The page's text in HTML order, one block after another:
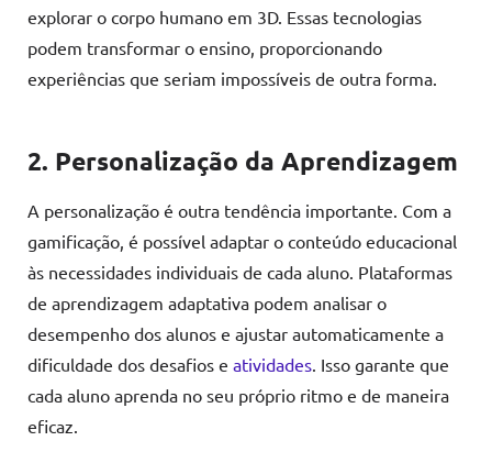
explorar o corpo humano em 3D. Essas tecnologias
podem transformar o ensino, proporcionando
experiências que seriam impossíveis de outra forma.
2. Personalização da Aprendizagem
A personalização é outra tendência importante. Com a
gamificação, é possível adaptar o conteúdo educacional
às necessidades individuais de cada aluno. Plataformas
de aprendizagem adaptativa podem analisar o
desempenho dos alunos e ajustar automaticamente a
dificuldade dos desafios e atividades . Isso garante que
cada aluno aprenda no seu próprio ritmo e de maneira
eficaz.